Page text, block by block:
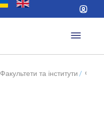
Факультети та інститути /